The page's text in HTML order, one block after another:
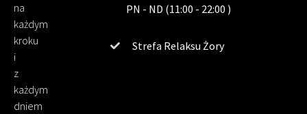
na
każdym
kroku
i
z
każdym
dniem
PN - ND (11:00 - 22:00 )
Strefa Relaksu Żory